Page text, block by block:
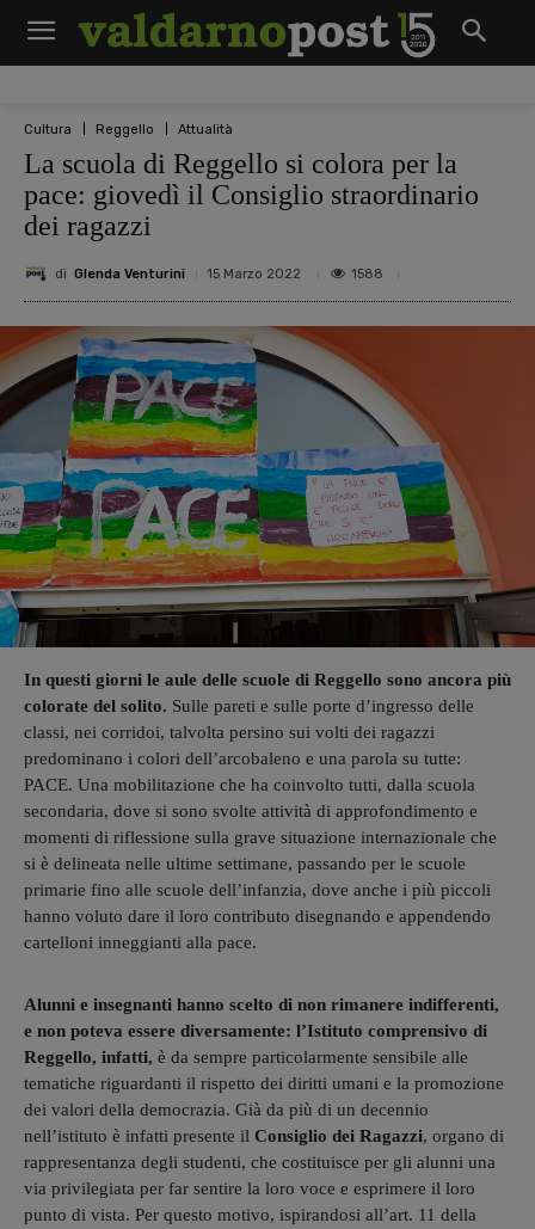
Cultura Reggello Attualità
La scuola di Reggello si colora per la
pace: giovedì il Consiglio straordinario
dei ragazzi
di Glenda Venturini 15 Marzo 2022 1588
In questi giorni le aule delle scuole di Reggello sono ancora più
colorate del solito. Sulle pareti e sulle porte d’ingresso delle
classi, nei corridoi, talvolta persino sui volti dei ragazzi
predominano i colori dell’arcobaleno e una parola su tutte:
PACE. Una mobilitazione che ha coinvolto tutti, dalla scuola
secondaria, dove si sono svolte attività di approfondimento e
momenti di riflessione sulla grave situazione internazionale che
si è delineata nelle ultime settimane, passando per le scuole
primarie fino alle scuole dell’infanzia, dove anche i più piccoli
hanno voluto dare il loro contributo disegnando e appendendo
cartelloni inneggianti alla pace.
Alunni e insegnanti hanno scelto di non rimanere indifferenti,
e non poteva essere diversamente: l’Istituto comprensivo di
Reggello, infatti, è da sempre particolarmente sensibile alle
tematiche riguardanti il rispetto dei diritti umani e la promozione
dei valori della democrazia. Già da più di un decennio
nell’istituto è infatti presente il Consiglio dei Ragazzi, organo di
rappresentanza degli studenti, che costituisce per gli alunni una
via privilegiata per far sentire la loro voce e esprimere il loro
punto di vista. Per questo motivo, ispirandosi all’art. 11 della